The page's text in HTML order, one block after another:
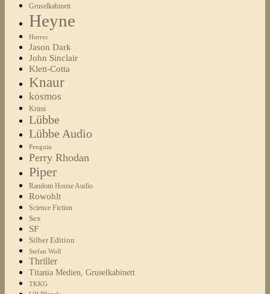
Gruselkabinett
Heyne
Horror
Jason Dark
John Sinclair
Klett-Cotta
Knaur
kosmos
Krimi
Lübbe
Lübbe Audio
Penguin
Perry Rhodan
Piper
Random House Audio
Rowohlt
Science Fiction
Sex
SF
Silber Edition
Stefan Wolf
Thriller
Titania Medien, Gruselkabinett
TKKG